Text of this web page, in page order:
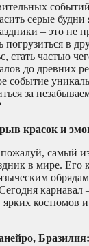
серые
– это не
погрузиться в
стать частью
до древних
событие
за
красок и
самый
в мире. Его
карнавал
костюмов
Бразилия: